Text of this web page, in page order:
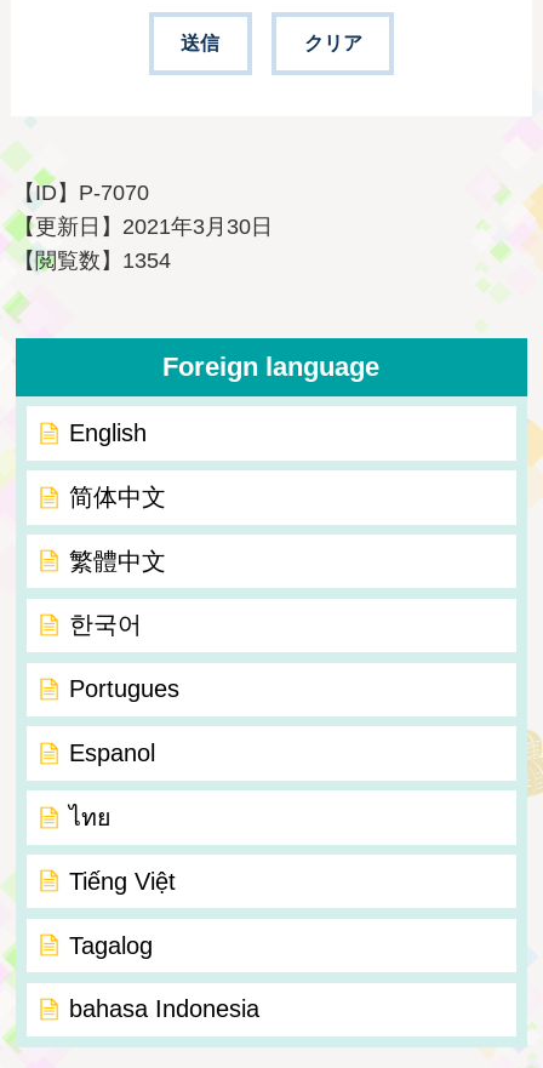
【ID】 P-7070
【更新日】 2021年3月30日
【閲覧数】 1354
Foreign language
English
简体中文
繁體中文
한국어
Portugues
Espanol
ไทย
Tiếng Việt
Tagalog
bahasa Indonesia